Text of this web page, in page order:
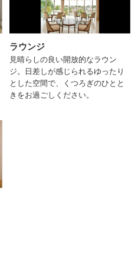
ラウンジ
見晴らしの良い開放的なラウン
ジ。日差しが感じられるゆったり
とした空間で、くつろぎのひとと
きをお過ごしください。